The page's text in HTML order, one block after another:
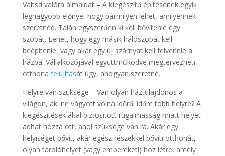
Váltsd valóra álmaidat – A kiegészítő építésének egyik
legnagyobb előnye, hogy bármilyen lehet, amilyennek
szeretnéd. Talán egyszerűen ki kell bővítenie egy
szobát. Lehet, hogy egy másik hálószobát kell
beépítenie, vagy akár egy új szárnyat kell felvennie a
házba. Vállalkozójával együttműködve megtervezheti
otthona felújítását úgy, ahogyan szeretné.
Helyre van szüksége – Van olyan háztulajdonos a
világon, aki ne vágyott volna időről időre több helyre? A
kiegészítések által biztosított rugalmasság miatt helyet
adhat hozzá ott, ahol szüksége van rá. Akár egy
helyiséget bővít, akár egész részekkel bővíti otthonát,
olyan tárolóhelyet (vagy embereket!) hoz létre, amely